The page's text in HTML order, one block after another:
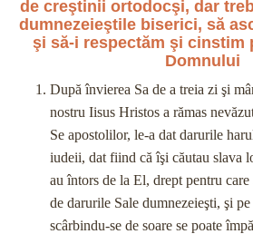
de creştinii ortodocşi, dar
dumnezeieştile biserici, să
şi să-i respectăm şi
Domnului
După învierea Sa de a treia zi şi
nostru Iisus Hristos a rămas
Se apostolilor, le-a dat darurile
iudeii, dat fiind că îşi căutau slava
au întors de la El, drept pentru
de darurile Sale dumnezeieşti, şi
scârbindu-se de soa­re se poate